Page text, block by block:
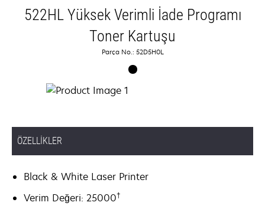
522HL Yüksek Verimli İade Programı
Toner Kartuşu
Parça No.: 52D5H0L
ÖZELLIKLER
Black & White Laser Printer
Verim Değeri: 25000†